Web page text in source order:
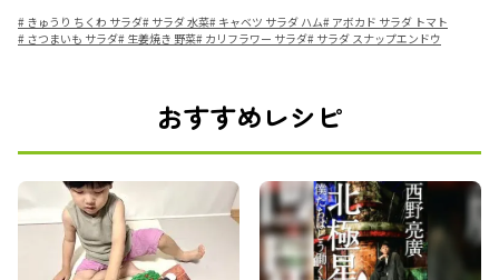
# きゅうり ちくわ サラダ# サラダ 水菜# キャベツ サラダ ハム# アボカド サラダ トマト
# さつまいも サラダ# 生姜焼き 野菜# カリフラワー サラダ# サラダ スナップエンドウ
おすすめレシピ